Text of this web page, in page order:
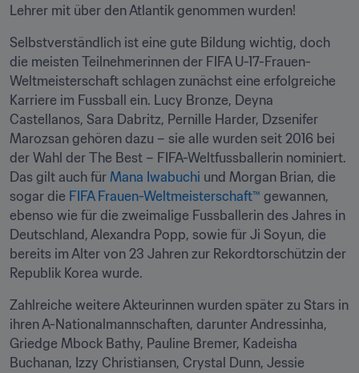
Lehrer mit über den Atlantik genommen wurden!
Selbstverständlich ist eine gute Bildung wichtig, doch
die meisten Teilnehmerinnen der FIFA U-17-Frauen-
Weltmeisterschaft schlagen zunächst eine erfolgreiche
Karriere im Fussball ein. Lucy Bronze, Deyna
Castellanos, Sara Dabritz, Pernille Harder, Dzsenifer
Marozsan gehören dazu – sie alle wurden seit 2016 bei
der Wahl der The Best – FIFA-Weltfussballerin nominiert.
Das gilt auch für Mana Iwabuchi und Morgan Brian, die
sogar die FIFA Frauen-Weltmeisterschaft™ gewannen,
ebenso wie für die zweimalige Fussballerin des Jahres in
Deutschland, Alexandra Popp, sowie für Ji Soyun, die
bereits im Alter von 23 Jahren zur Rekordtorschützin der
Republik Korea wurde.
Zahlreiche weitere Akteurinnen wurden später zu Stars in
ihren A-Nationalmannschaften, darunter Andressinha,
Griedge Mbock Bathy, Pauline Bremer, Kadeisha
Buchanan, Izzy Christiansen, Crystal Dunn, Jessie